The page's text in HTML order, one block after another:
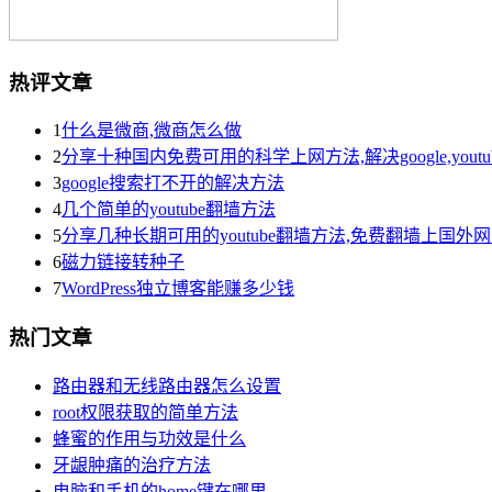
热评文章
1什么是微商,微商怎么做
2分享十种国内免费可用的科学上网方法,解决
3google搜索打不开的解决方法
4几个简单的youtube翻墙方法
5分享几种长期可用的youtube翻墙方法,免费翻墙上国外
6磁力链接转种子
7WordPress独立博客能赚多少钱
热门文章
路由器和无线路由器怎么设置
root权限获取的简单方法
蜂蜜的作用与功效是什么
牙龈肿痛的治疗方法